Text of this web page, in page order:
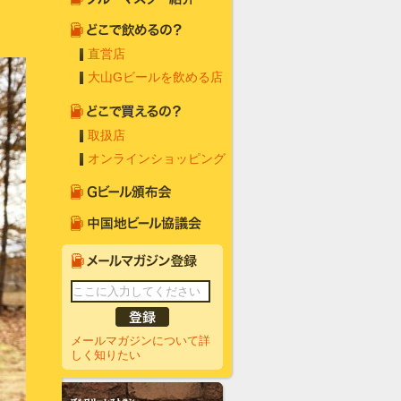
直営店
大山Gビールを飲める店
取扱店
オンラインショッピング
メールマガジンについて詳
しく知りたい